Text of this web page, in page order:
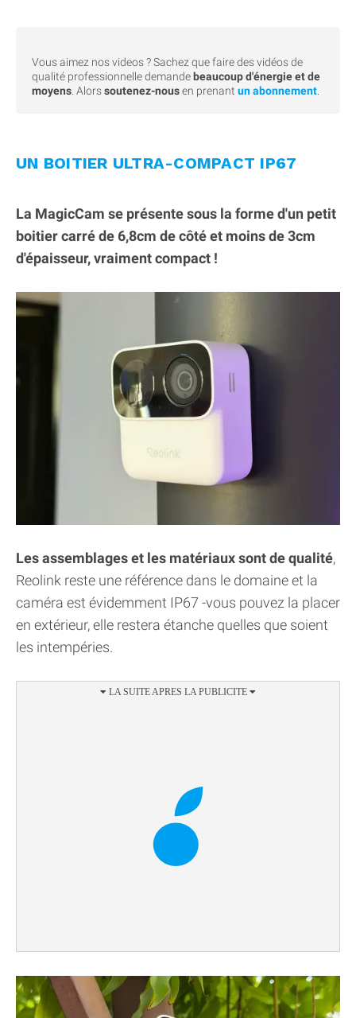
Vous aimez nos videos ? Sachez que faire des vidéos de
qualité professionnelle demande beaucoup d'énergie et de
moyens . Alorssoutenez-nousen prenant un abonnement
UN BOITIER ULTRA-COMPACT IP67
La MagicCam se présente sous la forme d'un petit
boitier carré de 6,8cm de côté et moins de 3cm
d'épaisseur, vraiment compact !
Les assemblages et les matériaux sont de qualité,
Reolink reste une référence dans le domaine et la
caméra est évidemment IP67 -vous pouvez la placer
en extérieur, elle restera étanche quelles que soient
les intempéries.